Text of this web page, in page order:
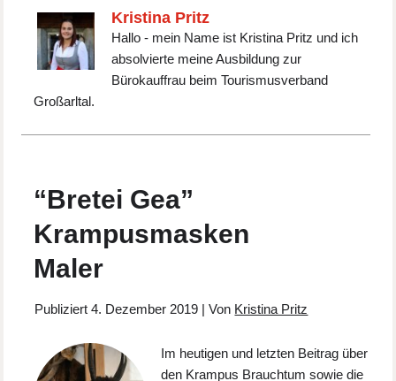
Kristina Pritz
Hallo - mein Name ist Kristina Pritz und ich
absolvierte meine Ausbildung zur
Bürokauffrau beim Tourismusverband
Großarltal.
“Bretei Gea”
Krampusmasken
Maler
Publiziert 4. Dezember 2019 |Von Kristina Pritz
Im heutigen und letzten Beitrag über
den Krampus Brauchtum sowie die